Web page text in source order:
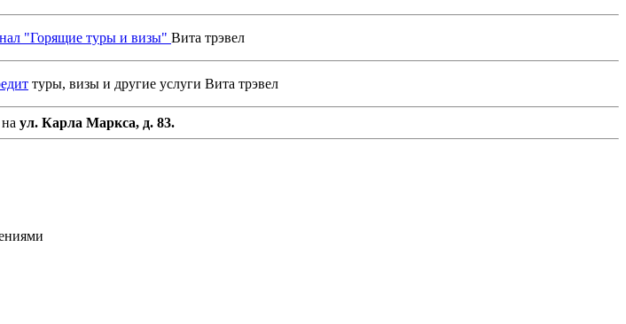
"Горящие туры и визы" Вита трэвел
туры, визы и другие услуги Вита трэвел
ул. Карла Маркса, д. 83.